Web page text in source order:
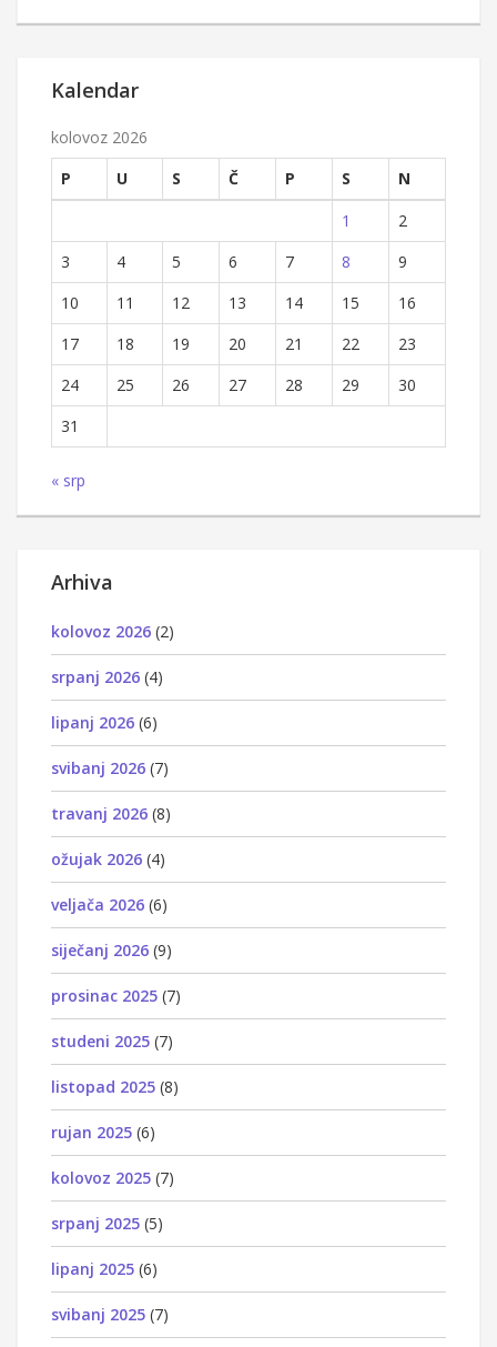
Kalendar
kolovoz 2026
P
U S Č P S
N
1
2
3
4 5 6 7 8
9
10
11 12 13 14 15
16
17
18 19 20 21 22
23
24
25 26 27 28 29
30
31
« srp
Arhiva
kolovoz 2026 (2)
srpanj 2026 (4)
lipanj 2026 (6)
svibanj 2026 (7)
travanj 2026 (8)
ožujak 2026 (4)
veljača 2026 (6)
siječanj 2026 (9)
prosinac 2025 (7)
studeni 2025 (7)
listopad 2025 (8)
rujan 2025 (6)
kolovoz 2025 (7)
srpanj 2025 (5)
lipanj 2025 (6)
svibanj 2025 (7)